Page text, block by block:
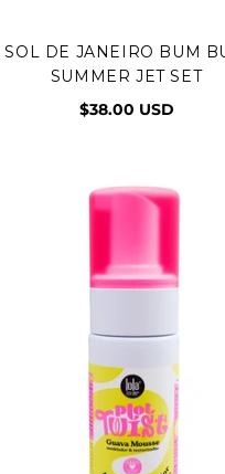
Agregar al carrito
SOL DE JANEIRO BUM
SUMMER JET SET
$38.00 USD